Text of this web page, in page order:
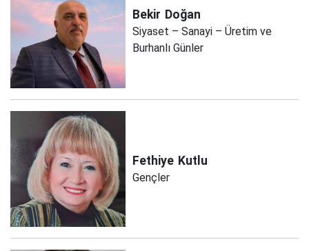
Bekir Doğan
Siyaset – Sanayi – Üretim ve
Burhanlı Günler
Fethiye Kutlu
Gençler